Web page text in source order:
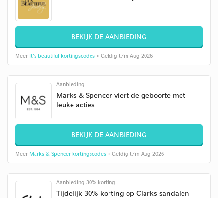
BEKIJK DE AANBIEDING
Meer It's beautiful kortingscodes • Geldig t/m Aug 2026
Aanbieding
Marks & Spencer viert de geboorte met
leuke acties
BEKIJK DE AANBIEDING
Meer Marks & Spencer kortingscodes • Geldig t/m Aug 2026
Aanbieding 30% korting
Tijdelijk 30% korting op Clarks sandalen